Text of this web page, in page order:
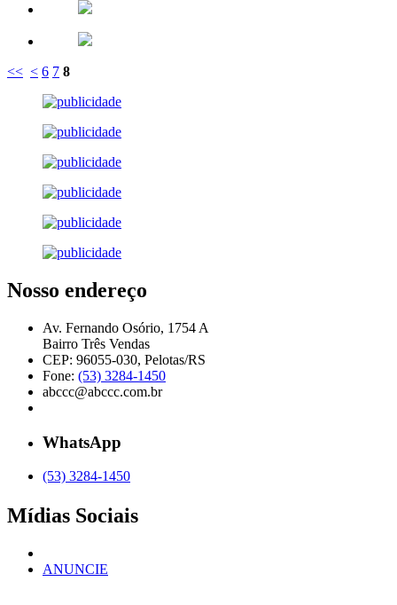
<< < 6 7 8
Nosso endereço
Av. Fernando Osório, 1754 A
Bairro Três Vendas
CEP: 96055-030, Pelotas/RS
Fone: (53) 3284-1450
abccc@abccc.com.br
WhatsApp
(53) 3284-1450
Mídias Sociais
ANUNCIE